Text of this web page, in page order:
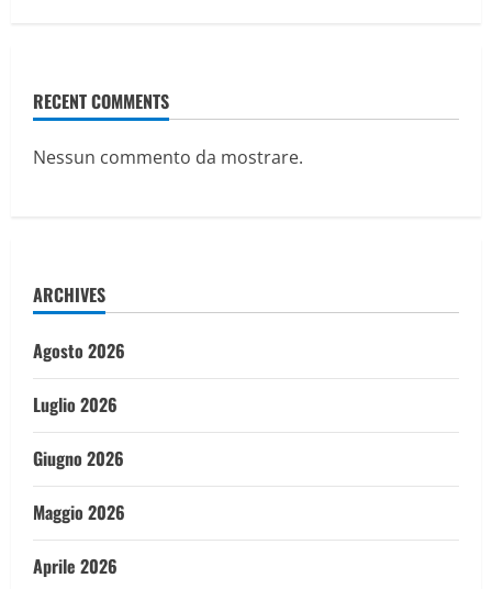
RECENT COMMENTS
Nessun commento da mostrare.
ARCHIVES
Agosto 2026
Luglio 2026
Giugno 2026
Maggio 2026
Aprile 2026